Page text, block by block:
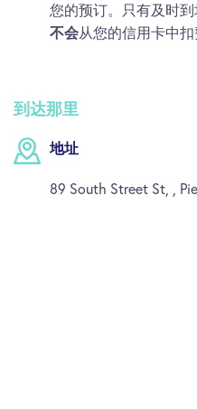
您的预订。只有及时
不会从您的信用卡中
到达那里
地址
89 South Street St, ,